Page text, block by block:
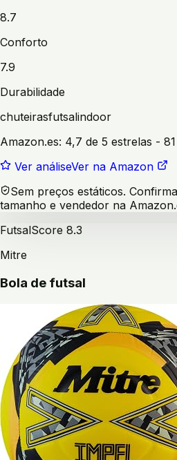
8.7
Conforto
7.9
Durabilidade
chuteirasfutsalindoor
Amazon.es: 4,7 de 5 estrelas -
Ver análiseVer na Amazon
Sem preços estáticos.
tamanho e vendedor na
FutsalScore 8.3
Mitre
Bola de futsal